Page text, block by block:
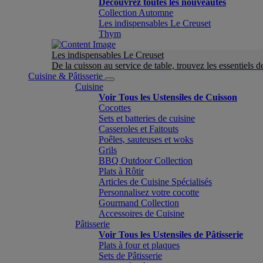
Découvrez toutes les nouveautés
Collection Automne
Les indispensables Le Creuset
Thym
Les indispensables Le Creuset
De la cuisson au service de table, trouvez les essentiels
Cuisine & Pâtisserie
Cuisine
Voir Tous les Ustensiles de Cuisson
Cocottes
Sets et batteries de cuisine
Casseroles et Faitouts
Poêles, sauteuses et woks
Grils
BBQ Outdoor Collection
Plats à Rôtir
Articles de Cuisine Spécialisés
Personnalisez votre cocotte
Gourmand Collection
Accessoires de Cuisine
Pâtisserie
Voir Tous les Ustensiles de Pâtisserie
Plats à four et plaques
Sets de Pâtisserie